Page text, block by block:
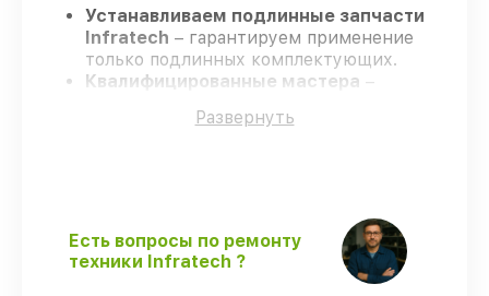
Устанавливаем подлинные запчасти
Infratech – гарантируем применение
только подлинных комплектующих.
Квалифицированные мастера –
обеспечивает надёжную работу
Гарантийное сопровождение – все
работы и запчасти защищены
официальной гарантией Infratech.
Развернуть
Есть вопросы по ремонту
техники Infratech ?